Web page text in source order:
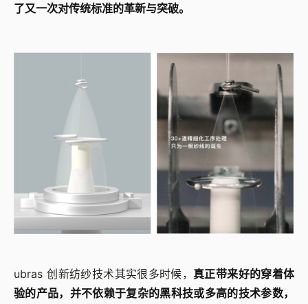
了又一次对传统标准的革新与突破。
ubras 创新纺纱技术其实很多时候， 真正带来好的穿着体
验的产品，并不依赖于复杂的黑科技或多高的技术参数，